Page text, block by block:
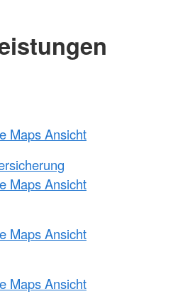
Maps Ansicht
Maps Ansicht
Maps Ansicht
Maps Ansicht